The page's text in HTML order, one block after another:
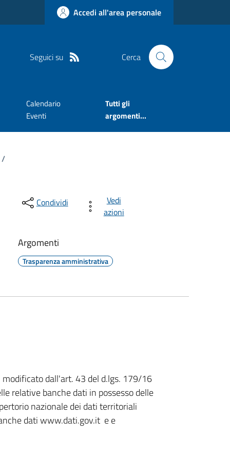
Accedi all'area personale
Seguici su Cerca
Calendario
Eventi
Tutti gli
argomenti...
/
Condividi
Vedi
azioni
Argomenti
Trasparenza amministrativa
dall'art. 43 del d.lgs. 179/16
relative banche dati in possesso delle
nazionale dei dati territoriali
dati www.dati.gov.it e e